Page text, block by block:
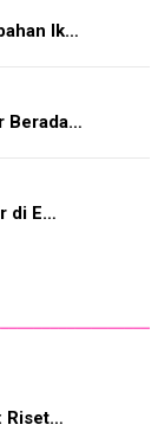
Ik…
Berada…
di E…
Riset…